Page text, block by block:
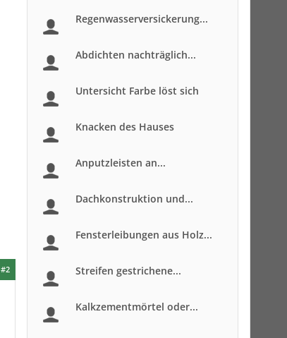
#2
Regenwasserversickerung...
Abdichten nachträglich...
Untersicht Farbe löst sich
Knacken des Hauses
Anputzleisten an...
Dachkonstruktion und...
Fensterleibungen aus Holz...
Streifen gestrichene...
Kalkzementmörtel oder...